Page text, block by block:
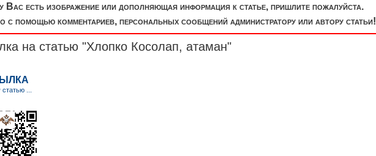
Вас есть изображение или дополняющая информация к статье, пришлите пожалуйста.
с помощью комментариев, персональных сообщений администратору или автору статьи!
на статью "Хлопко Косолап,атаман"